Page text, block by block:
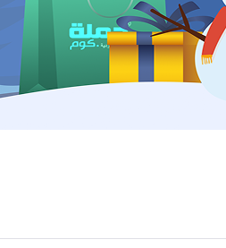
بين مكبر الصوت والراديو والمصباح، ويعمل
مثالي للرحلات، التخييم، أو الاستخدام اليومي في المنزل والمكتب.